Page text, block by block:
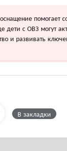
помогает
дети с ОВЗ могут
и развивать
В закладки